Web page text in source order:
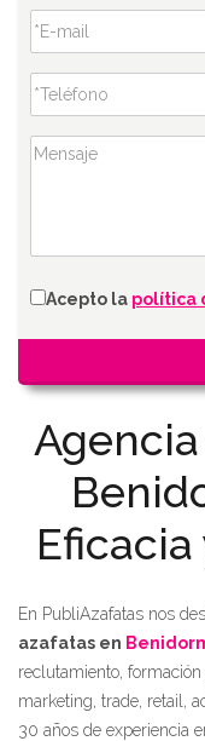
En PubliAzafatas nos
azafatas en
reclutamiento,
marketing, trade, retail,
30 años de experiencia
Acepto la política